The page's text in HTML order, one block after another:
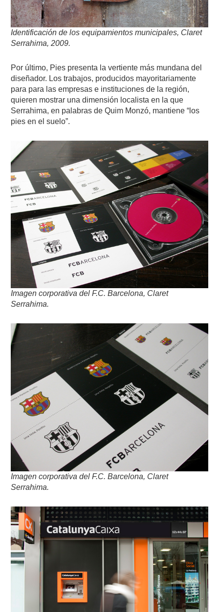
Identificación de los equipamientos municipales, Claret
Serrahima, 2009.
Por último, Pies presenta la vertiente más mundana del
diseñador. Los trabajos, producidos mayoritariamente
para para las empresas e instituciones de la región,
quieren mostrar una dimensión localista en la que
Serrahima, en palabras de Quim Monzó, mantiene “los
pies en el suelo”.
Imagen corporativa del F.C. Barcelona, Claret
Serrahima.
Imagen corporativa del F.C. Barcelona, Claret
Serrahima.